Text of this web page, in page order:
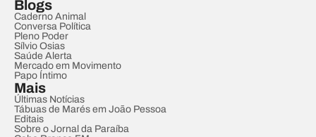
Blogs
Caderno Animal
Conversa Política
Pleno Poder
Sílvio Osias
Saúde Alerta
Mercado em Movimento
Papo Íntimo
Mais
Últimas Notícias
Tábuas de Marés em João Pessoa
Editais
Sobre o Jornal da Paraíba